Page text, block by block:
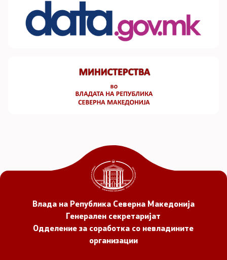
Влада на Република Северна Македонија
Генерален секретаријат
Одделение за соработка со невладините
организации